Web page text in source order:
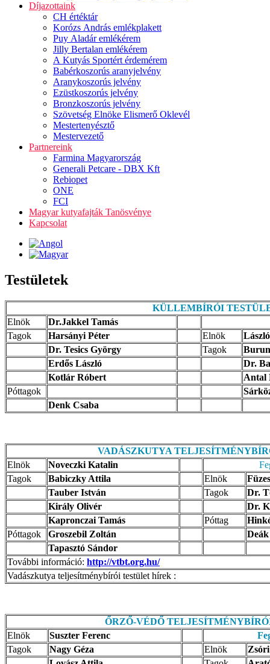
Díjazottaink
CH értéktár
Korózs András emlékplakett
Puy Aladár emlékérem
Jilly Bertalan emlékérem
A Kutyás Sportért érdemérem
Babérkoszorús aranyjelvény
Aranykoszorús jelvény
Ezüstkoszorús jelvény
Bronzkoszorús jelvény
Szövetség Elnöke Elismerő Oklevél
Mestertenyésztő
Mestervezető
Partnereink
Farmina Magyarország
Generali Petcare - DBX Kft
Rebiopet
ONE
FCI
Magyar kutyafajták Tanösvénye
Kapcsolat
Testületek
KÜLLEMBÍRÓI
Elnök
Dr.Jakkel Tamás
Tagok
Harsányi Péter Elnök
Dr. Tesics György
Tagok
Erdős László
Dr.
Kotlár Róbert
Antal
Póttagok
Denk Csaba
VADÁSZKUTYA
Elnök
Noveczki Katalin
Tagok
Babiczky Attila Elnök
Tauber István
Tagok
Dr.
Király Olivér
Dr.
Kapronczai Tamás
Póttag
Póttagok
Groszebil Zoltán
Tapasztó Sándor
További információ: http://vtbt.org.hu/
Vadászkutya teljesítménybírói testület hírek :
ŐRZŐ-VÉDŐ
Elnök
Suszter Ferenc
Tagok
Nagy Géza Elnök